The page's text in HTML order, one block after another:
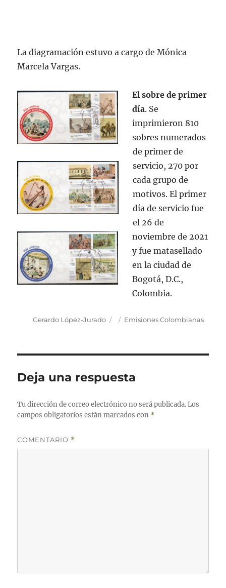
La diagramación estuvo a cargo de Mónica
Marcela Vargas.
El sobre de primer
día. Se
imprimieron 810
sobres numerados
de primer de
servicio, 270 por
cada grupo de
motivos. El primer
día de servicio fue
el 26 de
noviembre de 2021
y fue matasellado
en la ciudad de
Bogotá, D.C.,
Colombia.
Autor
Gerardo López-Jurado
Publicado
Categorías
Emisiones Colombianas
Deja una respuesta
Tu dirección de correo electrónico no será publicada. Los
campos obligatorios están marcados con *
COMENTARIO *